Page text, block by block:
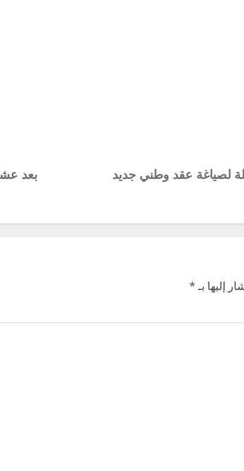
لصياغة عقد وطني جديد
بعد
إليها بـ*